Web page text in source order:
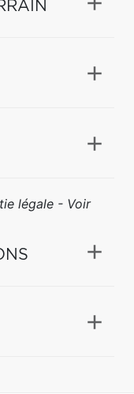
légale - Voir